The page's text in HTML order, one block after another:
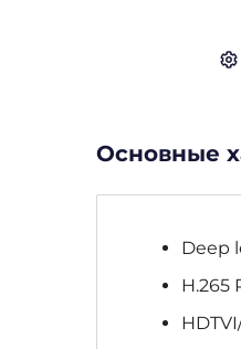
Основные
Deep
H.265